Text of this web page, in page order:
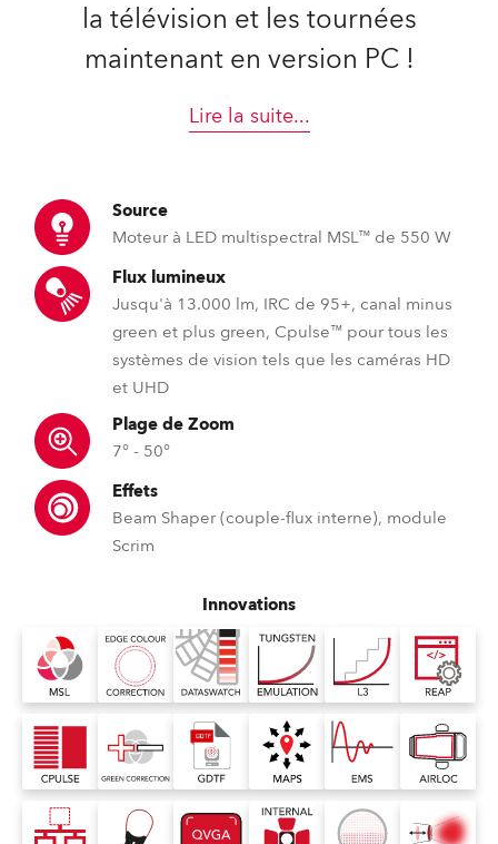
la télévision et les tournées
maintenant en version PC !
Lire la suite...
Source
Moteur à LED multispectral MSL™ de 550 W
Flux lumineux
Jusqu'à 13.000 lm, IRC de 95+, canal minus
green et plus green, Cpulse™ pour tous les
systèmes de vision tels que les caméras HD
et UHD
Plage de Zoom
7° - 50°
Effets
Beam Shaper (couple-flux interne), module
Scrim
Innovations